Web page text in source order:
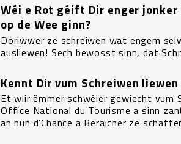
Wéi e Rot géift Dir enger
op de Wee ginn?
Doriwwer ze schreiwen wat engem
ausliewen! Sech bewosst sinn, dat
Kennt Dir vum Schreiwen
Et wiir ëmmer schwéier gewiecht vum
Office National du Tourisme a sinn
an hun d’Chance a Beräicher ze